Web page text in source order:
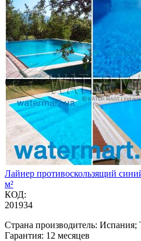
Лайнер противоскользящий
м²
КОД:
201934
Страна производитель: Испания;
Гарантия: 12 месяцев